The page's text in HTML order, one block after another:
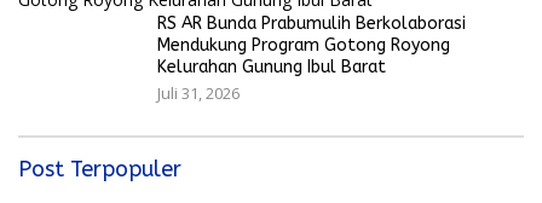
RS AR Bunda Prabumulih Berkolaborasi
Mendukung Program Gotong Royong
Kelurahan Gunung Ibul Barat
Juli 31, 2026
Post Terpopuler